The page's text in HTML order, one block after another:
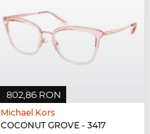
802,86 RON
Michael Kors
COCONUT GROVE - 3417